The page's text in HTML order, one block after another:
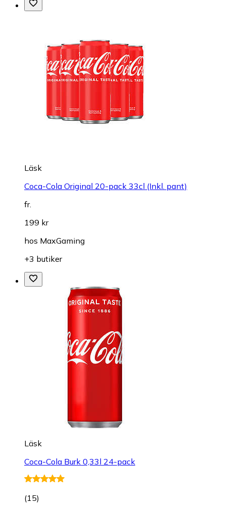
Läsk
Coca-Cola Original 20-pack 33cl (Inkl. pant)
fr.
199 kr
hos MaxGaming
+3 butiker
Läsk
Coca-Cola Burk 0,33l 24-pack
(15)